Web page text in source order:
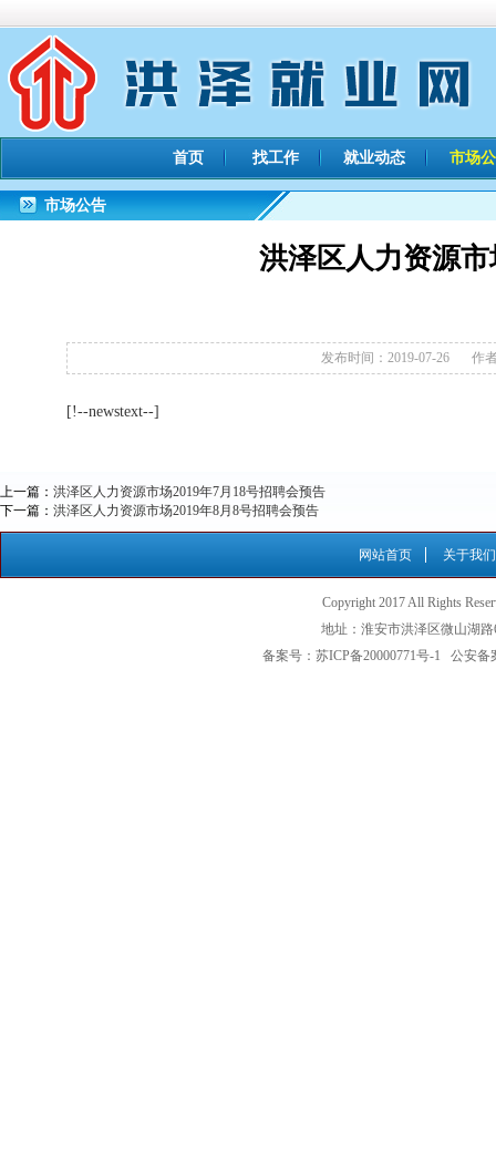
首页 找工作 就业动态 市场
市场公告
洪泽区人力资源市
发布时间：2019-07-26 作
[!--newstext--]
上一篇： 洪泽区人力资源市场2019年7月18号招聘会预告
下一篇： 洪泽区人力资源市场2019年8月8号招聘会预告
网站首页 关于我们
Copyright 2017 All Rights
地址：淮安市洪泽区微山湖
备案号：苏ICP备20000771号-1 公安备